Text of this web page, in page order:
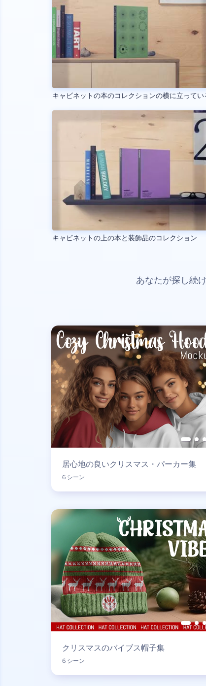
キャビネットの本のコレクションの横に立ってい
キャビネットの上の本と装飾品のコレクション
あなたが探し続
居心地の良いクリスマス・パーカー集
6 シーン
クリスマスのバイブス帽子集
6 シーン